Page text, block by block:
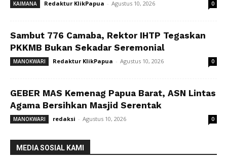
KAIMANA Redaktur KlikPapua - Agustus 10, 2026 0
Sambut 776 Camaba, Rektor IHTP Tegaskan
PKKMB Bukan Sekadar Seremonial
MANOKWARI Redaktur KlikPapua - Agustus 10, 2026 0
GEBER MAS Kemenag Papua Barat, ASN Lintas
Agama Bersihkan Masjid Serentak
MANOKWARI redaksi - Agustus 10, 2026 0
MEDIA SOSIAL KAMI